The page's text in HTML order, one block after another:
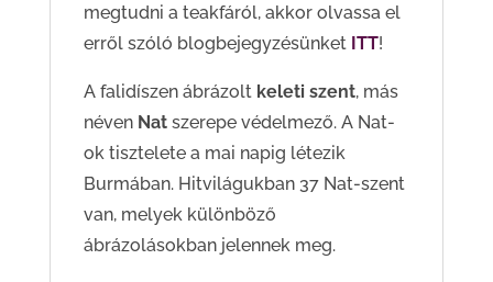
megtudni a teakfáról, akkor olvassa el
erről szóló blogbejegyzésünket ITT!
A falidíszen ábrázolt keleti szent, más
névenNat szerepe védelmező. A Nat-
ok tisztelete a mai napig létezik
Burmában. Hitvilágukban 37 Nat-szent
van, melyek különböző
ábrázolásokban jelennek meg.